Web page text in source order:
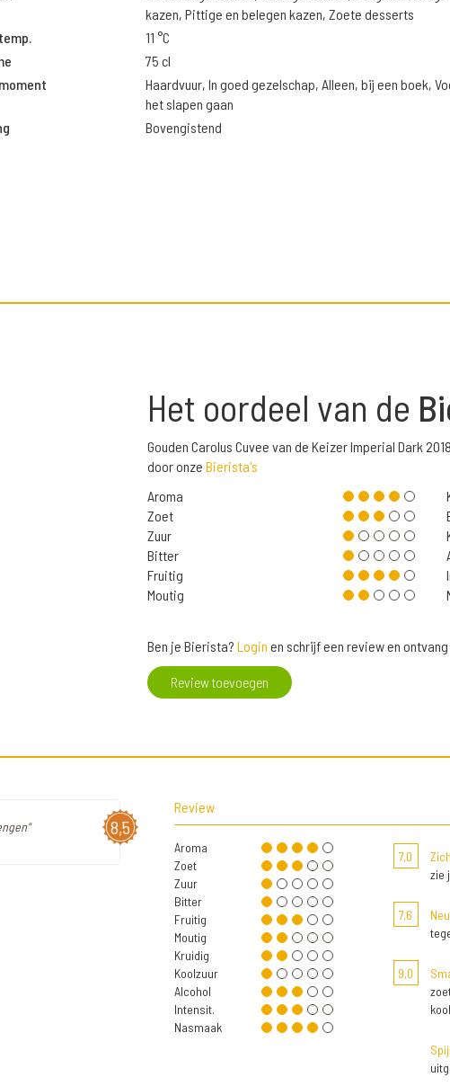
kazen, Pittige en belegen kazen, Zoete desserts
11 °C
75 cl
Haardvuur, In goed gezelschap, Alleen, bij een boek,
het slapen gaan
Bovengistend
Het oordeel van de
Gouden Carolus Cuvee van de Keizer Imperial Dark
door onze Bierista's
Aroma
Zoet
Zuur
Bitter
Fruitig
Moutig
Ben je Bierista? Login en schrijf een review en ontvang
Review toevoegen
8,5
Review
Aroma
Zoet
Zuur
Bitter
Fruitig
Moutig
Kruidig
Koolzuur
Alcohol
Intensit.
Nasmaak
7,0
zie
7,6
9,0